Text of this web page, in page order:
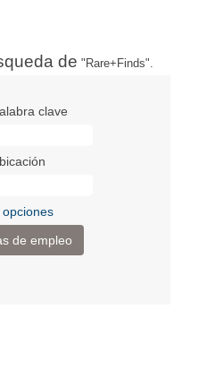
de "Rare+Finds".
clave